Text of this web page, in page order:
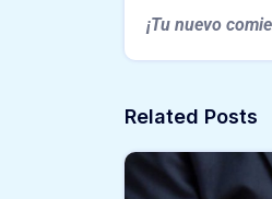
¡Tu nuevo
Related Posts